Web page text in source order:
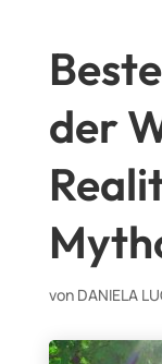
der
von DANIELA